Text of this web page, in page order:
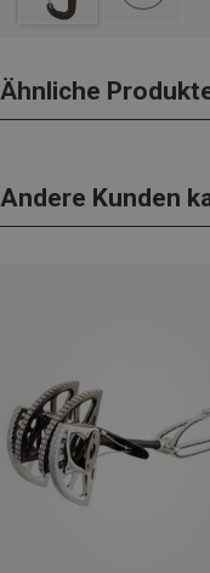
Ähnliche
Andere Kunden